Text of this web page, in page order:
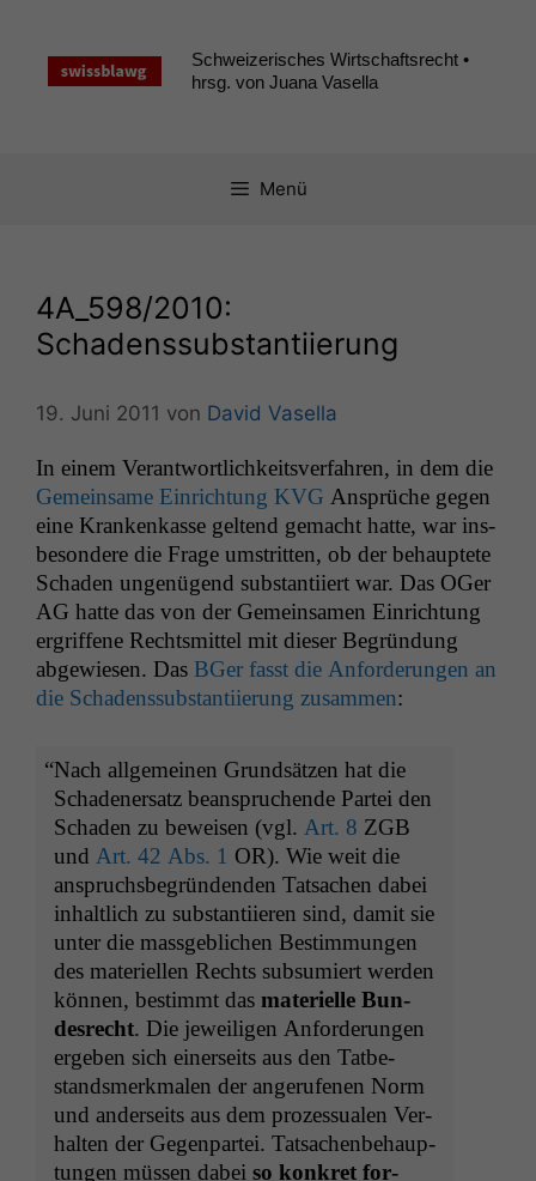
springen
Schweizerisches Wirtschaftsrecht •
hrsg. von Juana Vasella
Menü
4A_598/2010:
Schadenssubstantiierung
19. Juni 2011 von David Vasella
In einem Ver­ant­wortlichkeitsver­fahren, in dem die
Gemein­same Ein­rich­tung KVG Ansprüche gegen
eine Krankenkasse gel­tend gemacht hat­te, war ins­
beson­dere die Frage umstrit­ten, ob der behauptete
Schaden ungenü­gend sub­stan­ti­iert war. Das OGer
AG hat­te das von der Gemein­samen Ein­rich­tung
ergrif­f­ene Rechtsmit­tel mit dieser Begrün­dung
abgewiesen. Das BGer fasst die Anforderun­gen an
die Schadenssub­stan­ti­ierung zusam­men:
“Nach all­ge­meinen Grund­sätzen hat die
Schaden­er­satz beanspruchende Partei den
Schaden zu beweisen (vgl. Art. 8 ZGB
und Art. 42 Abs. 1 OR). Wie weit die
anspruchs­be­grün­den­den Tat­sachen dabei
inhaltlich zu sub­stan­ti­ieren sind, damit sie
unter die mass­ge­blichen Bes­tim­mungen
des materiellen Rechts sub­sum­iert wer­den
kön­nen, bes­timmt das materielle Bun­
desrecht. Die jew­eili­gen Anforderun­gen
ergeben sich ein­er­seits aus den Tatbe­
standsmerk­malen der angerufe­nen Norm
und ander­seits aus dem prozes­sualen Ver­
hal­ten der Gegen­partei. Tat­sachen­be­haup­
tun­gen müssen dabei so konkret for­